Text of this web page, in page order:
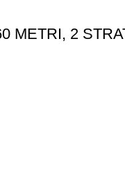
METRI, 2